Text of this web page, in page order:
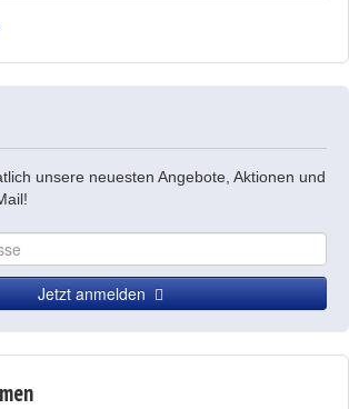
unsere neuesten Angebote, Aktionen und
Jetzt anmelden